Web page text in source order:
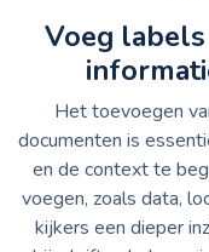
Voeg
Het toevoegen
documenten is
en de context te
voegen, zoals data,
kijkers een dieper